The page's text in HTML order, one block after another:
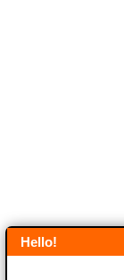
Hello!